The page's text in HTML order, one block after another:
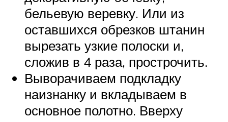
бельевую веревку. Или из
оставшихся обрезков штанин
вырезать узкие полоски и,
сложив в 4 раза, прострочить.
Выворачиваем подкладку
наизнанку и вкладываем в
основное полотно. Вверху